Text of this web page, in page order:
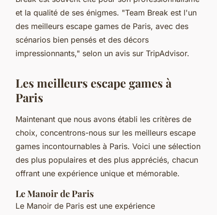
et la qualité de ses énigmes. "Team Break est l'un
des meilleurs escape games de Paris, avec des
scénarios bien pensés et des décors
impressionnants," selon un avis sur TripAdvisor.
Les meilleurs escape games à
Paris
Maintenant que nous avons établi les critères de
choix, concentrons-nous sur les meilleurs escape
games incontournables à Paris. Voici une sélection
des plus populaires et des plus appréciés, chacun
offrant une expérience unique et mémorable.
Le Manoir de Paris
Le Manoir de Paris est une expérience